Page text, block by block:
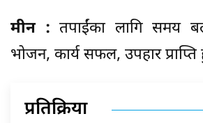
मीन : तपाईंका लागि समय
भोजन, कार्य सफल, उपहार
प्रतिक्रिया